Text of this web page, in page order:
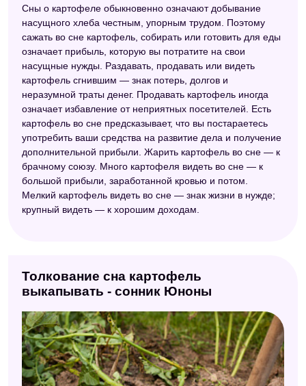
Сны о картофеле обыкновенно означают добывание
насущного хлеба честным, упорным трудом. Поэтому
сажать во сне картофель, собирать или готовить для еды
означает прибыль, которую вы потратите на свои
насущные нужды. Раздавать, продавать или видеть
картофель сгнившим — знак потерь, долгов и
неразумной траты денег. Продавать картофель иногда
означает избавление от неприятных посетителей. Есть
картофель во сне предсказывает, что вы постараетесь
употребить ваши средства на развитие дела и получение
дополнительной прибыли. Жарить картофель во сне — к
брачному союзу. Много картофеля видеть во сне — к
большой прибыли, заработанной кровью и потом.
Мелкий картофель видеть во сне — знак жизни в нужде;
крупный видеть — к хорошим доходам.
Толкование сна картофель
выкапывать - сонник Юноны